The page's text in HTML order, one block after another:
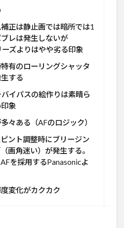
正は静止画では暗所では1
レは発生しないが
ーズよりはやや劣る印象
有のローリングシャッタ
する
イパスの絵作りは素晴ら
象
々ある（AFのロジック）
ント調整時にブリージン
画角迷い）が発生する。
を採用するPanasonicよ
変化がカクカク